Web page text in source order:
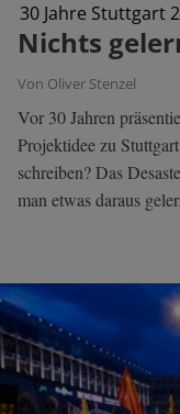
30 Jahre Stuttgart
Nichts
Von Oliver Stenzel
Vor 30 Jahren
Projektidee zu
schreiben? Das
man etwas daraus